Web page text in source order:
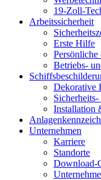
19-Zoll-
Arbeitssicherheit
Erste Hilfe
Betriebs-
Dekorative
Installation
Unternehmen
Karriere
Standorte
Download-